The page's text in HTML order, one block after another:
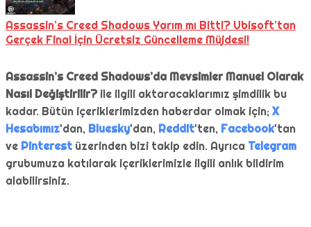
Assassin’s Creed Shadows Yarım mı Bitti? Ubisoft’tan
Gerçek Final İçin Ücretsiz Güncelleme Müjdesi!
Assassin’s Creed Shadows’da Mevsimler Manuel Olarak
Nasıl Değiştirilir? ile ilgili aktaracaklarımız şimdilik bu
kadar. Bütün içeriklerimizden haberdar olmak için; X
Hesabımız'dan, Bluesky'dan, Reddit'ten, Facebook'tan
ve Pinterest üzerinden bizi takip edin. Ayrıca Telegram
grubumuza katılarak içeriklerimizle ilgili anlık bildirim
alabilirsiniz.